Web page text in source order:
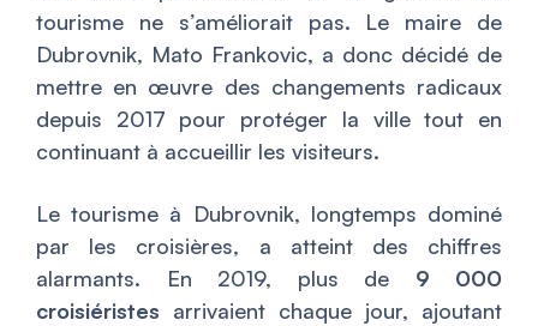
tourisme ne s’améliorait pas. Le maire de
Dubrovnik, Mato Frankovic, a donc décidé de
mettre en œuvre des changements radicaux
depuis 2017 pour protéger la ville tout en
continuant à accueillir les visiteurs.
Le tourisme à Dubrovnik, longtemps dominé
par les croisières, a atteint des chiffres
alarmants. En 2019, plus de 9 000
croisiéristes arrivaient chaque jour, ajoutant